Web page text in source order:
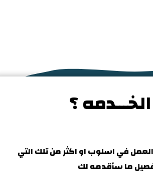
؟
في اسلوب او اكثر من تلك التي
ما سأقدمه لك